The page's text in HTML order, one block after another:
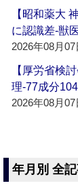
【昭和薬大
に認識差‐獣
2026年08月07
【厚労省検
理‐77成分
2026年08月07
年月別 全